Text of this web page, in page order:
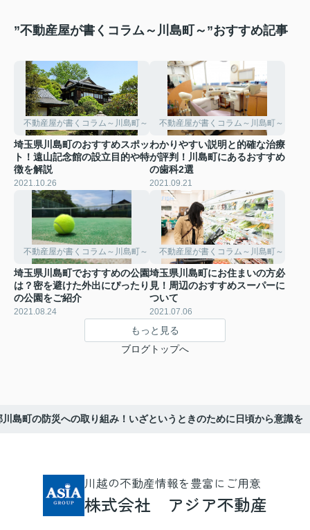
”不動産屋が書くコラム～川島町～”おすすめ記事
不動産屋が書くコラム～川島町～
埼玉県川島町のおすすめスポッ
ト！遠山記念館の設立目的や特
徴を解説
2021.10.26
不動産屋が書くコラム～川島町～
わかりやすい説明と的確な治療
が評判！川島町にあるおすすめ
の歯科2選
2021.09.21
不動産屋が書くコラム～川島町～
埼玉県川島町でおすすめの公園
は？密を避けた外出にぴったり
の公園をご紹介
2021.08.24
不動産屋が書くコラム～川島町～
埼玉県川島町にお住まいの方必
見！周辺のおすすめスーパーに
ついて
2021.07.06
もっと見る
ブログトップへ
川島町の防災への取り組み！いざというときのために日頃から意識を
川越の不動産情報を豊富にご用意
株式会社 アジア不動産